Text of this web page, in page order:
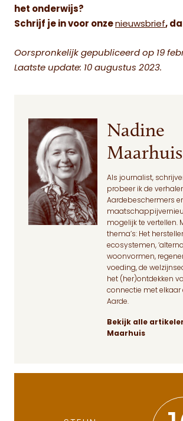
het onderwijs?
Schrijf je in voor onze nieuwsbrief,
Oorspronkelijk gepubliceerd op 19
Laatste update: 10 augustus 2023.
Nadine
Maarhuis
Als journalist,
probeer ik de
Aardebeschermers
mogelijk te vertellen.
thema’s: Het
ecosystemen,
woonvormen,
voeding, de
het (her)ontdekken
connectie met elkaar
Aarde.
Bekijk alle
Maarhuis